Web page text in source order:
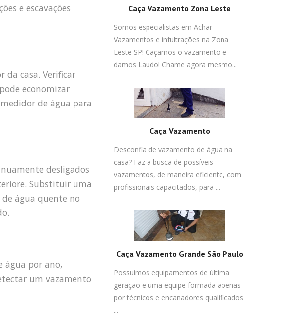
e escavações
da casa. Verificar
economizar
de água para
desligados
Substituir uma
água quente no
água por ano,
um vazamento
Caça Vazamento Zona Leste
Somos especialistas em Achar
Vazamentos e infultrações na Zona
Leste SP! Caçamos o vazamento e
damos Laudo! Chame agora mesmo...
Caça Vazamento
Desconfia de vazamento de água na
casa? Faz a busca de possíveis
vazamentos, de maneira eficiente, com
profissionais capacitados, para ...
Caça Vazamento Grande São Paulo
Possuímos equipamentos de última
geração e uma equipe formada apenas
por técnicos e encanadores qualificados
...